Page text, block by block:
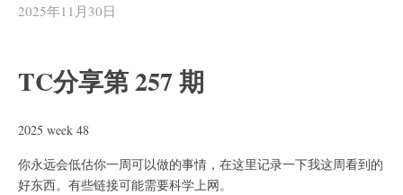
2025年11月30日
TC分享第 257 期
2025 week 48
你永远会低估你一周可以做的事情，在这里记录一下我这周看到的
好东西。有些链接可能需要科学上网。